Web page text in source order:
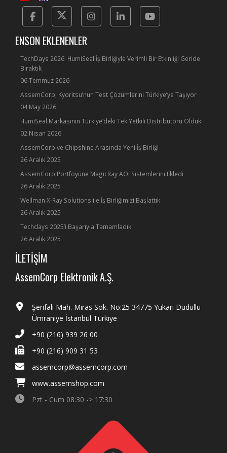
FacebookTwitterInstagramLinkedinYotube
ENSON EKLENENLER
TechDays 2026: HumiSeal İş Birliğiyle Verimli Bir Etkinliği Geride
Bıraktık
06 Temmuz 2026
AssemCorp, Kyoritsu’nun Test Çözümlerini Türkiye’ye Taşıyor
04 May 2026
HumiSeal Markasının Türkiye’deki Tek Yetkili Distribütörü Olduk!
02 Nisan 2026
AssemCorp ve Chipshine Arasında Yeni İş Birliği
26 Aralık 2025
AssemCorp Portföyüne MagicRay AOI Sistemlerini Ekledi
26 Aralık 2025
Wellman X-Ray Solutions ile İş Birliğimizi Başlattık
26 Aralık 2025
Techdays 2025’i Başarıyla Tamamladık
26 Aralık 2025
İLETİŞİM
AssemCorp Elektronik A.Ş.
Şerifali Mah. Miras Sok. No:25 34775 Yukarı Dudullu
Ümraniye İstanbul Türkiye
+90 (216) 939 26 00
+90 (216) 909 31 53
assemcorp@assemcorp.com
www.assemshop.com
Pzt - Cum 08:30 -> 17:30